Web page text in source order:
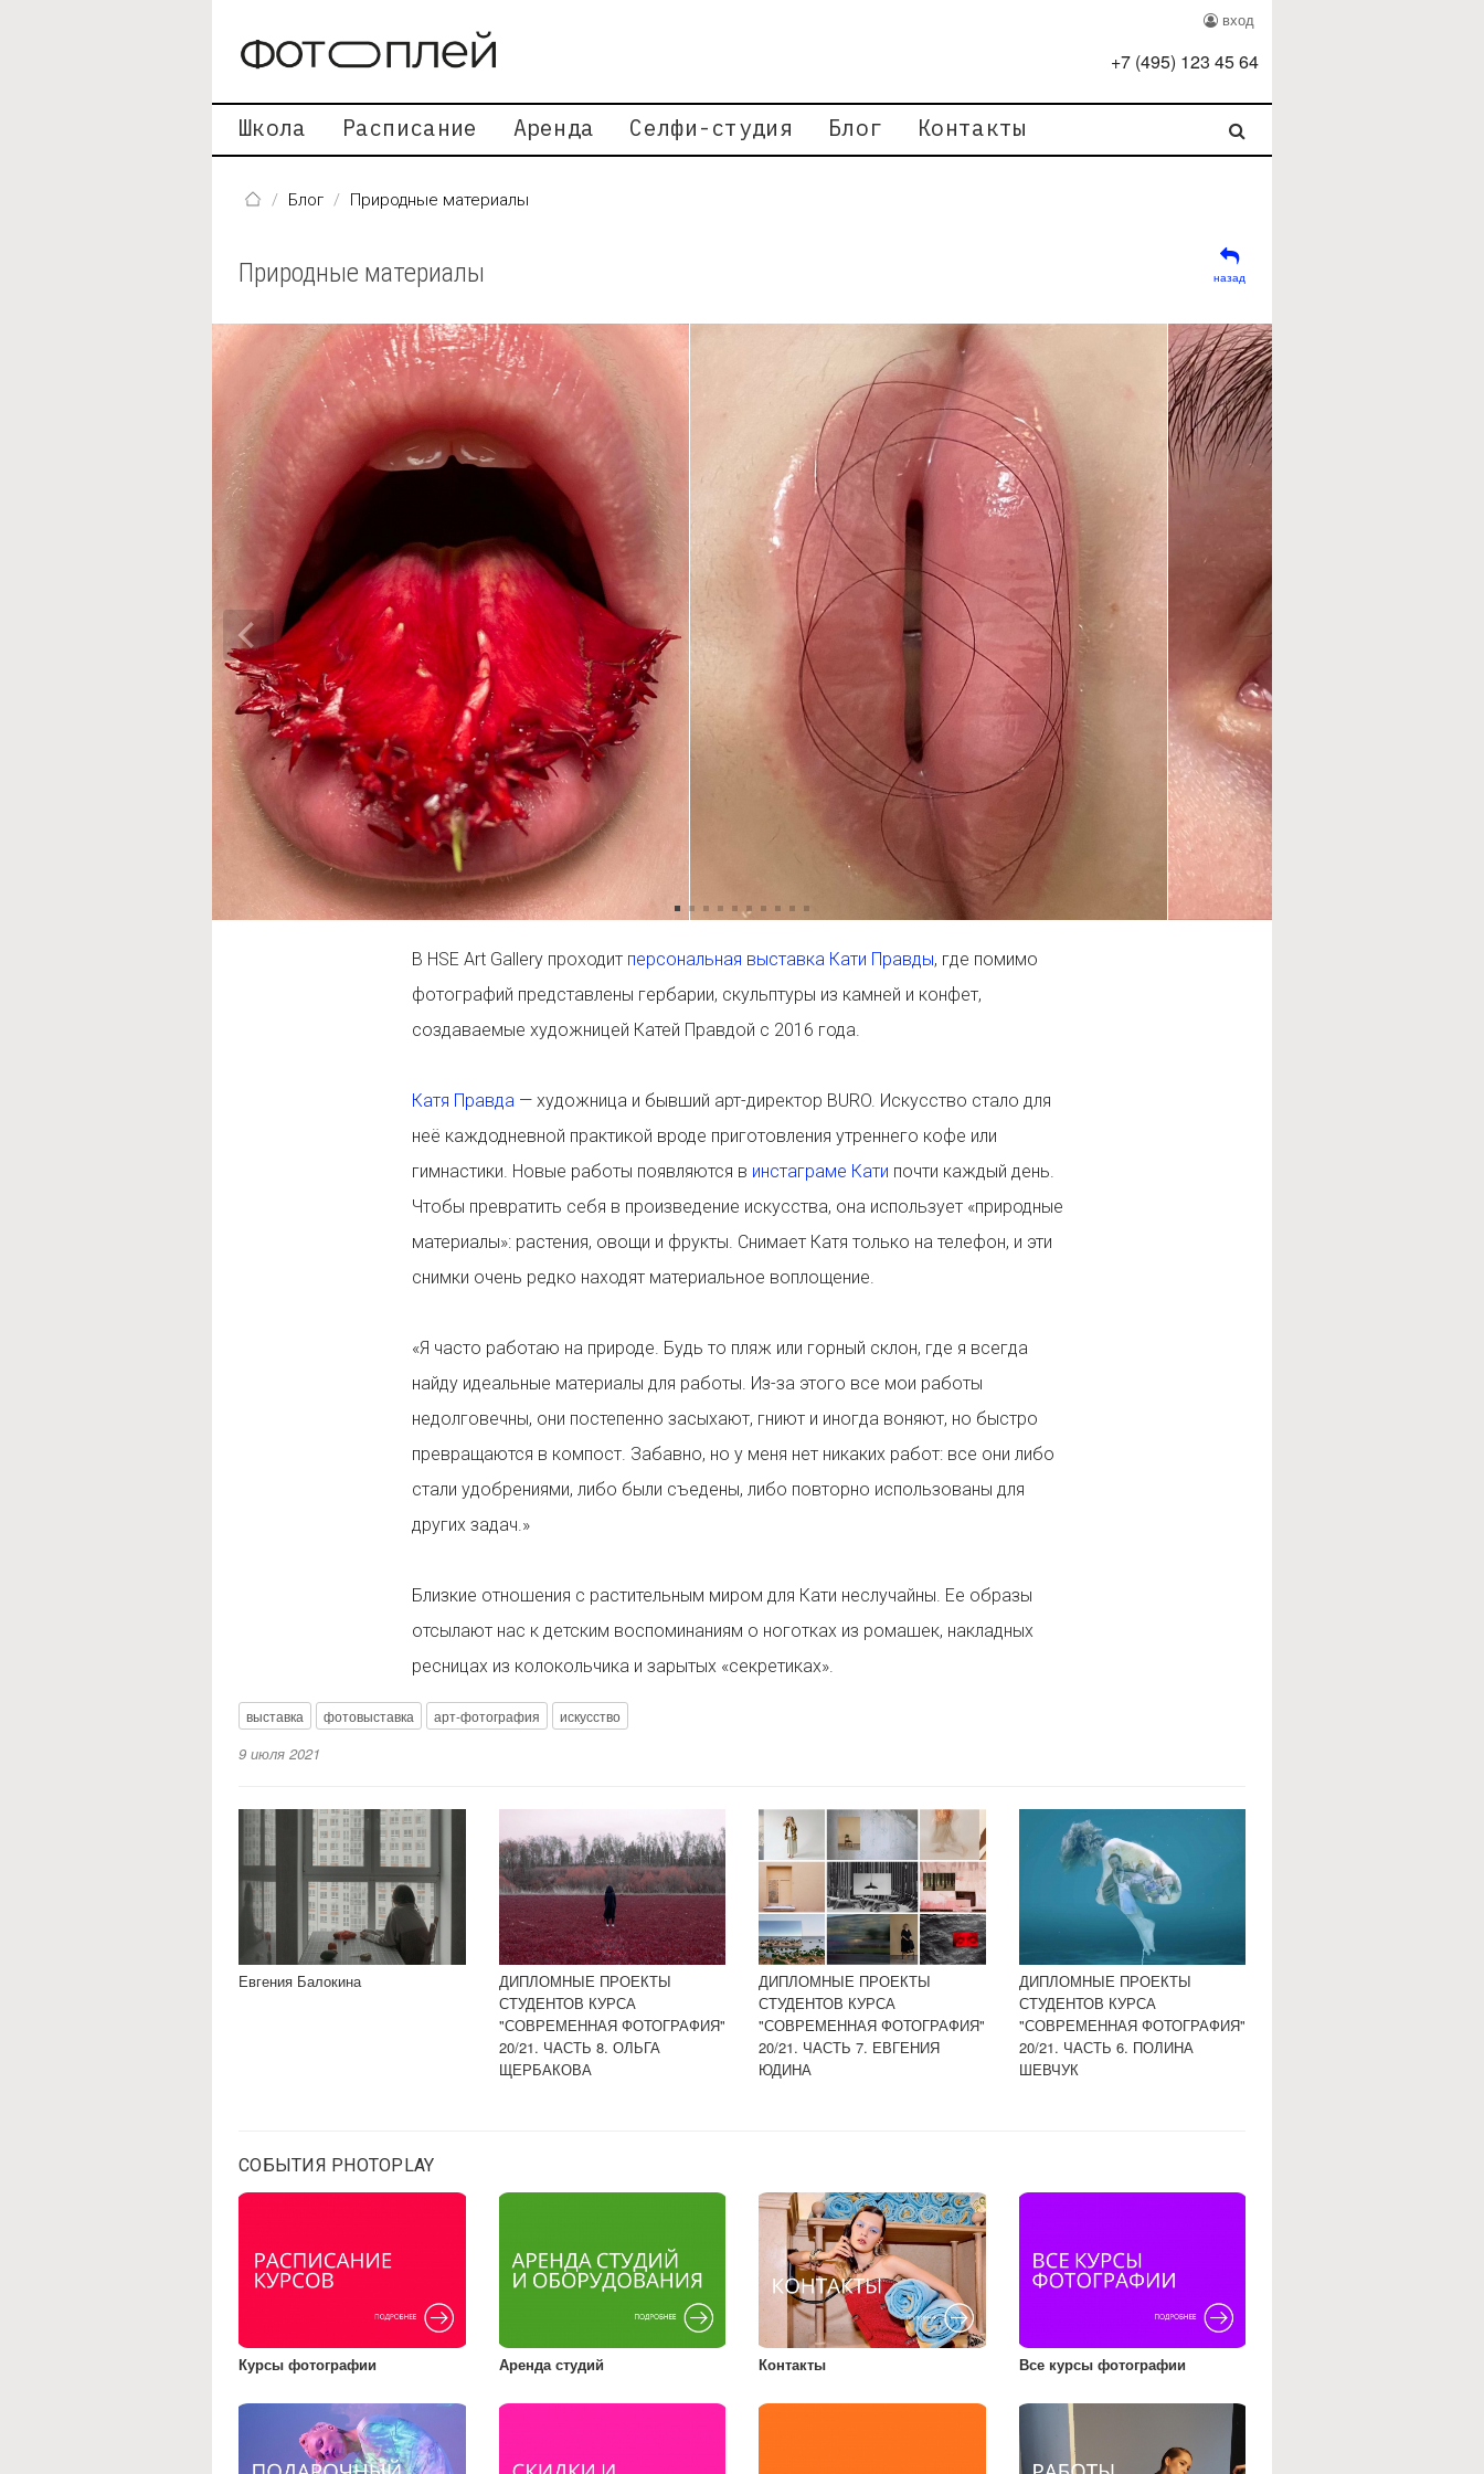
вход
+7 (495) 123 45 64
Школа Расписание Аренда Селфи-студия Блог Контакты
Блог Природные материалы
Природные материалы назад
В HSE Art Gallery проходит персональная выставка Кати Правды, где помимо
фотографий представлены гербарии, скульптуры из камней и конфет,
создаваемые художницей Катей Правдой с 2016 года.
Катя Правда — художница и бывший арт-директор BURO. Искусство стало для
неё каждодневной практикой вроде приготовления утреннего кофе или
гимнастики. Новые работы появляются в инстаграме Кати почти каждый день.
Чтобы превратить себя в произведение искусства, она использует «природные
материалы»: растения, овощи и фрукты. Снимает Катя только на телефон, и эти
снимки очень редко находят материальное воплощение.
«Я часто работаю на природе. Будь то пляж или горный склон, где я всегда
найду идеальные материалы для работы. Из-за этого все мои работы
недолговечны, они постепенно засыхают, гниют и иногда воняют, но быстро
превращаются в компост. Забавно, но у меня нет никаких работ: все они либо
стали удобрениями, либо были съедены, либо повторно использованы для
других задач.»
Близкие отношения с растительным миром для Кати неслучайны. Ее образы
отсылают нас к детским воспоминаниям о ноготках из ромашек, накладных
ресницах из колокольчика и зарытых «секретиках».
выставка фотовыставка арт-фотография искусство
9 июля 2021
Евгения Балокина
ДИПЛОМНЫЕ ПРОЕКТЫ
СТУДЕНТОВ КУРСА
"СОВРЕМЕННАЯ ФОТОГРАФИЯ"
20/21. ЧАСТЬ 8. ОЛЬГА
ЩЕРБАКОВА
ДИПЛОМНЫЕ ПРОЕКТЫ
СТУДЕНТОВ КУРСА
"СОВРЕМЕННАЯ ФОТОГРАФИЯ"
20/21. ЧАСТЬ 7. ЕВГЕНИЯ
ЮДИНА
ДИПЛОМНЫЕ ПРОЕКТЫ
СТУДЕНТОВ КУРСА
"СОВРЕМЕННАЯ ФОТОГРАФИЯ"
20/21. ЧАСТЬ 6. ПОЛИНА
ШЕВЧУК
СОБЫТИЯ PHOTOPLAY
Курсы фотографии Аренда студий Контакты Все курсы фотографии